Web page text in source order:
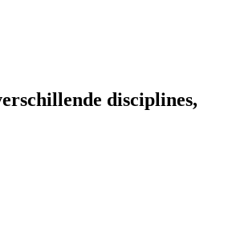
disciplines,